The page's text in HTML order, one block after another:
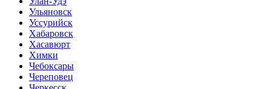
Ульяновск
Уссурийск
Хабаровск
Хасавюрт
Химки
Чебоксары
Череповец